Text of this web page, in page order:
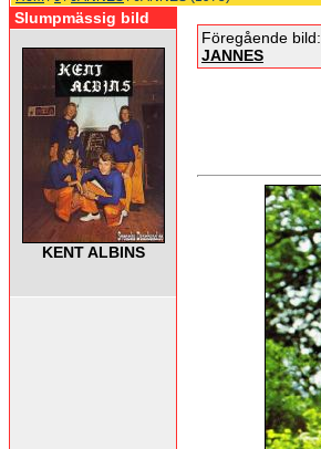
Slumpmässig bild
KENT ALBINS
Föregående bild:
JANNES